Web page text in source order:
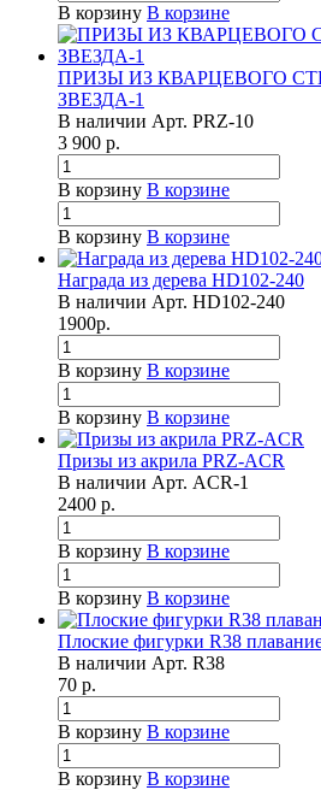
В корзину В корзине
ПРИЗЫ ИЗ КВАРЦЕВОГО
ЗВЕЗДА-1
В наличии Арт. PRZ-10
3 900 р.
В корзину В корзине
В корзину В корзине
Награда из дерева HD102-240
В наличии Арт. HD102-240
1900р.
В корзину В корзине
В корзину В корзине
Призы из акрила PRZ-ACR
В наличии Арт. ACR-1
2400 р.
В корзину В корзине
В корзину В корзине
Плоские фигурки R38
В наличии Арт. R38
70 р.
В корзину В корзине
В корзину В корзине